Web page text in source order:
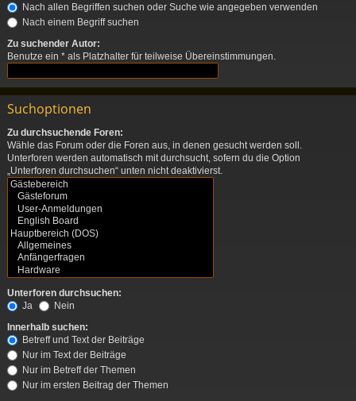
Nach allen Begriffen suchen oder Suche wie angegeben verwenden
Nach einem Begriff suchen
Zu suchender Autor:
Benutze ein * als Platzhalter für teilweise Übereinstimmungen.
Suchoptionen
Zu durchsuchende Foren:
Wähle das Forum oder die Foren aus, in denen gesucht werden soll.
Unterforen werden automatisch mit durchsucht, sofern du die Option
„Unterforen durchsuchen“ unten nicht deaktivierst.
Unterforen durchsuchen:
Ja
Nein
Innerhalb suchen:
Betreff und Text der Beiträge
Nur im Text der Beiträge
Nur im Betreff der Themen
Nur im ersten Beitrag der Themen